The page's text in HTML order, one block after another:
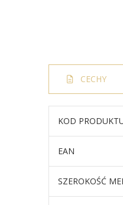
CECHY
KOD
EAN
SZEROKOŚĆ